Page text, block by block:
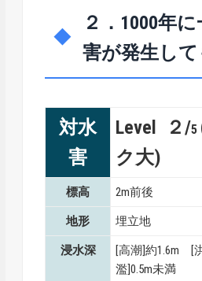
２．1000年
害が発生し
対水
害
Level ２/5
ク大)
標高 2m前後
地形 埋立地
浸水深
[高潮]約1.6m [
濫]0.5m未満